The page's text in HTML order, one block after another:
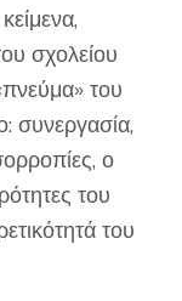
σχολείου
του
συνεργασία,
ο
του
του